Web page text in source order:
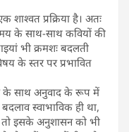
प्रक्रिया है। अतः
के साथ-साथ कवियों की
भी क्रमशः बदलती
के स्तर पर प्रभावित
के साथ अनुवाद के रूप में
स्वाभाविक ही था,
इसके अनुशासन को भी